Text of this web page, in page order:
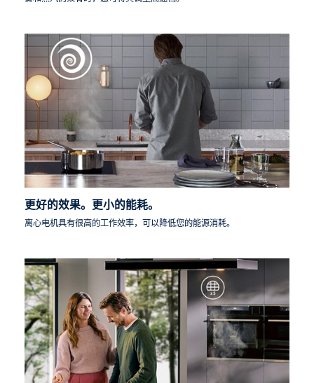
更好的效果。更小的能耗。
离心电机具有很高的工作效率，可以降低您的能源消耗。